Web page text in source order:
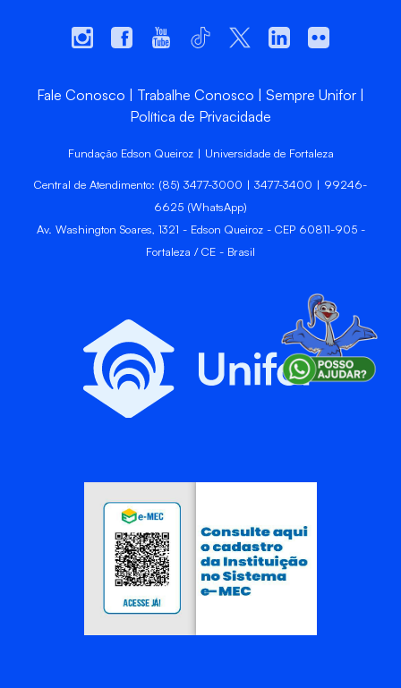
Fale Conosco Trabalhe Conosco
Sempre Unifor
Política de Privacidade
Fundação Edson Queiroz | Universidade de Fortaleza
Central de Atendimento: (85) 3477-3000 | 3477-3400 | 99246-
6625 (WhatsApp)
Av. Washington Soares, 1321 - Edson Queiroz - CEP 60811-905 -
Fortaleza / CE - Brasil